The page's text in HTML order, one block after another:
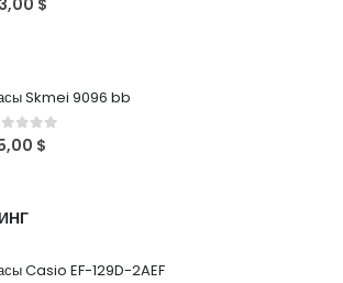
Skmei 9096 bb
of 5
$
Casio EF-129D-2AEF